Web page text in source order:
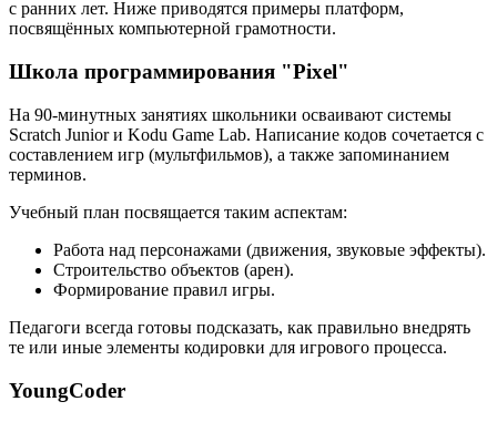
с ранних лет. Ниже приводятся примеры платформ,
посвящённых компьютерной грамотности.
Школа программирования "Pixel"
На 90-минутных занятиях школьники осваивают системы
Scratch Junior и Kodu Game Lab. Написание кодов сочетается с
составлением игр (мультфильмов), а также запоминанием
терминов.
Учебный план посвящается таким аспектам:
Работа над персонажами (движения, звуковые эффекты).
Строительство объектов (арен).
Формирование правил игры.
Педагоги всегда готовы подсказать, как правильно внедрять
те или иные элементы кодировки для игрового процесса.
YoungCoder